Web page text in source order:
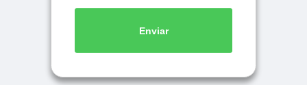
Enviar